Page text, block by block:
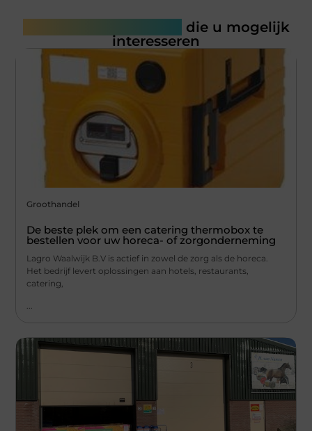
die u mogelijk
interesseren
Groothandel
De beste plek om een catering thermobox te
bestellen voor uw horeca- of zorgonderneming
Lagro Waalwijk B.V is actief in zowel de zorg als de horeca.
Het bedrijf levert oplossingen aan hotels, restaurants,
catering,
...